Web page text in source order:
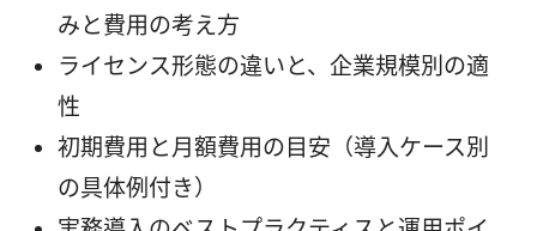
みと費用の考え方
ライセンス形態の違いと、企業規模別の適
性
初期費用と月額費用の目安（導入ケース別
の具体例付き）